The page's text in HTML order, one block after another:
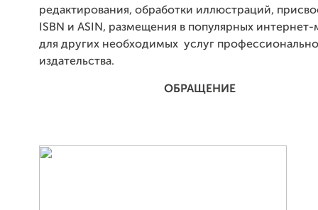
редактирования, обработки иллюстраций,
ISBN и ASIN, размещения в популярных интернет-
для других необходимых услуг
издательства.
ОБРАЩЕНИЕ